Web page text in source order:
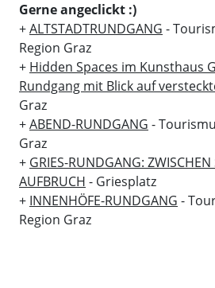
Gerne angeclickt :)
+ALTSTADTRUNDGANG -
Region Graz
+ Hidden Spaces im Kunsthaus
Rundgang mit Blick auf
Graz
+ABEND-RUNDGANG -
Graz
+ GRIES-RUNDGANG:
AUFBRUCH - Griesplatz
+ INNENHÖFE-RUNDGANG -
Region Graz